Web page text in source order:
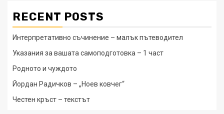
RECENT POSTS
Интерпретативно съчинение – малък пътеводител
Указания за вашата самоподготовка – 1 част
Родното и чуждото
Йордан Радичков – „Ноев ковчег“
Честен кръст – текстът